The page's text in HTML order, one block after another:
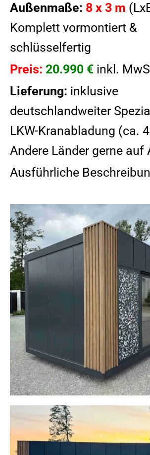
Außenmaße: 8 x 3 m
Komplett vormontiert &
schlüsselfertig
Preis: 20.990 € inkl.
Lieferung: inklusive
deutschlandweiter
LKW-Kranabladung (ca.
Andere Länder gerne auf
Ausführliche